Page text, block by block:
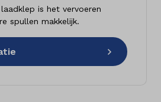
is het vervoeren
spullen makkelijk.